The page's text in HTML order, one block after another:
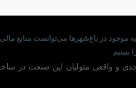
در باغ‌شهرها می‌توانست منابع
ببینیم
و واقعی متولیان این صنعت در